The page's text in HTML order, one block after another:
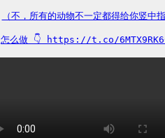
（不，所有的动物不一定都得给你竖中
怎么做 👇 https://t.co/